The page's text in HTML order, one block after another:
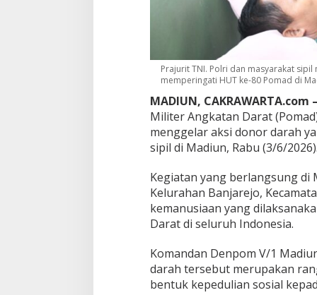
o
n
o
a
r
h
M
a
s
L
i
k
a
n
Prajurit TNI. Polri dan masyarakat
memperingati HUT ke-80 Pomad di
MADIUN, CAKRAWARTA.com –
Militer Angkatan Darat
menggelar aksi donor darah
sipil di Madiun, Rabu (3/6/2026).
Kegiatan yang berlangsung di
Kelurahan Banjarejo,
kemanusiaan yang
Darat di seluruh Indonesia.
Komandan Denpom V/1
darah tersebut merupakan
bentuk kepedulian sosial